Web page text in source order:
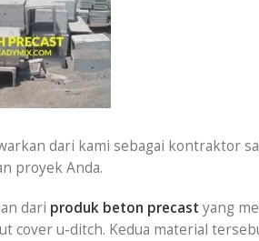
dari kami sebagai kontraktor
proyek Anda.
dari produk beton precast yang
cover u-ditch. Kedua material